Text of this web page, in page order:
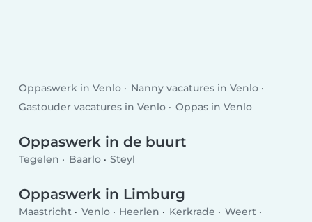
Oppaswerk in Venlo
Nanny vacatures in Venlo
Gastouder vacatures in Venlo
Oppas in Venlo
Oppaswerk in de buurt
Tegelen Baarlo Steyl
Oppaswerk in Limburg
Maastricht Venlo Heerlen Kerkrade
Weert